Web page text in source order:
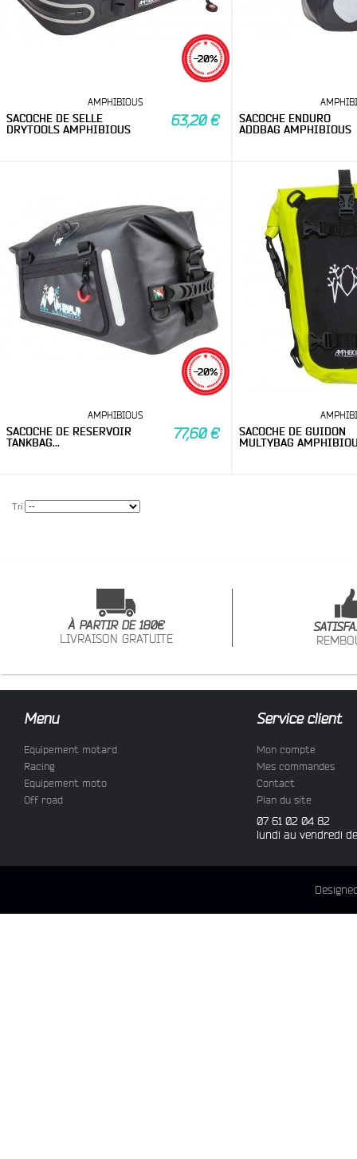
-20%
AMPHIBIOUS
SACOCHE DE SELLE
DRYTOOLS AMPHIBIOUS
63,20 €
SACOCHE ENDURO
ADDBAG AMPHIBIOUS
-20%
AMPHIBIOUS
SACOCHE DE RESERVOIR
TANKBAG...
77,60 €
SACOCHE DE GUIDON
MULTYBAG
Tri
À PARTIR DE 180€
LIVRAISON GRATUITE
Menu
Equipement motard
Racing
Equipement moto
Off road
Service client
Mon compte
Mes commandes
Contact
Plan du site
07 61 02 04 82
lundi au vendredi